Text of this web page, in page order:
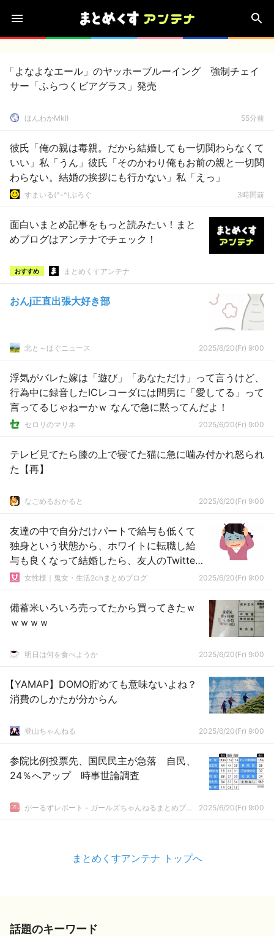
「よなよなエール」のヤッホーブルーイング 強制チェイ
サー「ふらつくビアグラス」発売
ほんわかMkⅡ 55分前
彼氏「俺の親は毒親。だから結婚しても一切関わらなくて
いい」私「うん」彼氏「そのかわり俺もお前の親と一切関
わらない。結婚の挨拶にも行かない」私「えっ」
すまいる(^-^)ぶろぐ 3時間前
面白いまとめ記事をもっと読みたい！まと
めブログはアンテナでチェック！
おすすめ まとめくすアンテナ
おんj正直出張大好き部
北と～ほぐニュース 2025/6/20(Fr) 9:00
浮気がバレた嫁は「遊び」「あなただけ」って言うけど、
行為中に録音したICレコーダには間男に「愛してる」って
言ってるじゃねーかｗ なんで急に黙ってんだよ！
セロリのマリネ 2025/6/20(Fr) 9:00
テレビ見てたら膝の上で寝てた猫に急に噛み付かれ怒られ
た【再】
なごめるおかると 2025/6/20(Fr) 9:00
友達の中で自分だけパートで給与も低くて
独身という状態から、ホワイトに転職し給
与も良くなって結婚したら、友人のTwitter
に「自慢話聞くのに酒無いとやってられな
女性様｜鬼女・生活2chまとめブログ 2025/6/20(Fr) 9:00
備蓄米いろいろ売ってたから買ってきたｗ
ｗｗｗｗ
明日は何を食べようか 2025/6/20(Fr) 9:00
【YAMAP】DOMO貯めても意味ないよね？
消費のしかたが分からん
登山ちゃんねる 2025/6/20(Fr) 9:00
参院比例投票先、国民民主が急落 自民、
24％へアップ 時事世論調査
がーるずレポート - ガールズちゃんねるまとめブログ 2025/6/20(Fr) 9:00
まとめくすアンテナ トップへ
話題のキーワード